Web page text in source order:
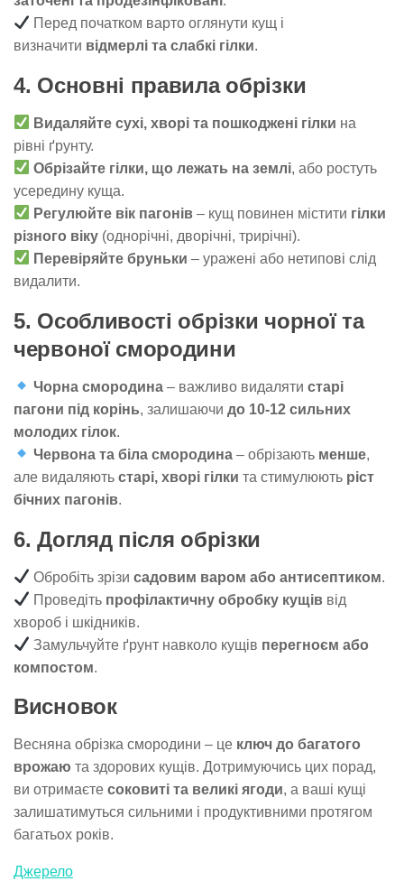
Перед початком варто оглянути кущ і
визначити відмерлі та слабкі гілки.
4. Основні правила обрізки
Видаляйте сухі, хворі та пошкоджені гілки на
рівні ґрунту.
Обрізайте гілки, що лежать на землі, або ростуть
усередину куща.
Регулюйте вік пагонів – кущ повинен містити гілки
різного віку (однорічні, дворічні, трирічні).
Перевіряйте бруньки – уражені або нетипові слід
видалити.
5. Особливості обрізки чорної та
червоної смородини
Чорна смородина – важливо видалятистарі
пагони під корінь, залишаючи до 10-12 сильних
молодих гілок.
Червона та біла смородина – обрізають менше,
але видаляють старі, хворі гілки та стимулюють ріст
бічних пагонів.
6. Догляд після обрізки
Обробіть зрізисадовим варом або антисептиком.
Проведіть профілактичну обробку кущів від
хвороб і шкідників.
Замульчуйте ґрунт навколо кущів перегноєм або
компостом.
Висновок
Весняна обрізка смородини – це ключ до багатого
врожаю та здорових кущів. Дотримуючись цих порад,
ви отримаєте соковиті та великі ягоди, а ваші кущі
залишатимуться сильними і продуктивними протягом
багатьох років.
Джерело